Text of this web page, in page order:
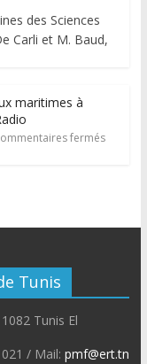
des Sciences
Carli et M. Baud,
maritimes à
fermés
Tunis
Tunis El
/ Mail: pmf@ert.tn